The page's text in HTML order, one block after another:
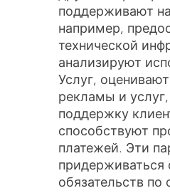
поддерживают
например,
технической
анализируют
Услуг,
рекламы и
поддержку
способствуют
платежей. Эти
придерживаться
обязательств